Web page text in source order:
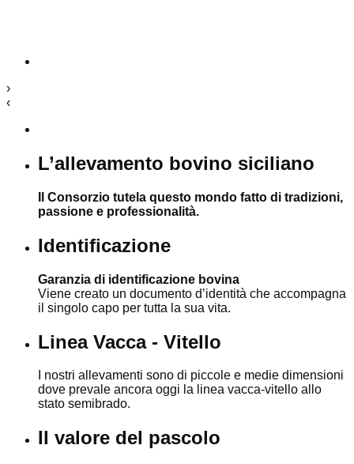
›
‹
L’allevamento bovino siciliano
Il Consorzio tutela questo mondo fatto di tradizioni,
passione e professionalità.
Identificazione
Garanzia di identificazione bovina
Viene creato un documento d’identità che accompagna
il singolo capo per tutta la sua vita.
Linea Vacca - Vitello
I nostri allevamenti sono di piccole e medie dimensioni
dove prevale ancora oggi la linea vacca-vitello allo
stato semibrado.
Il valore del pascolo